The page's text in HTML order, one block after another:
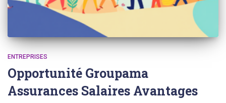
ENTREPRISES
Opportunité Groupama
Assurances Salaires Avantages